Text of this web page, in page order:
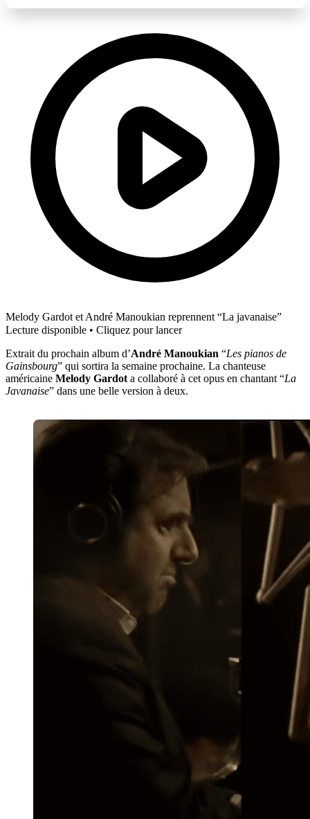
Melody Gardot et André Manoukian reprennent “La javanaise”
Lecture disponible • Cliquez pour lancer
Extrait du prochain album d’André Manoukian “Les pianos de
Gainsbourg” qui sortira la semaine prochaine. La chanteuse
américaine Melody Gardot a collaboré à cet opus en chantant “La
Javanaise” dans une belle version à deux.